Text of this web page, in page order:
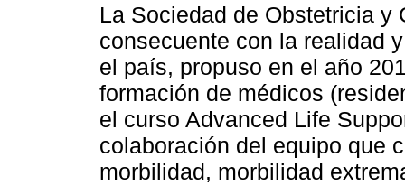
La Sociedad de Obstetricia y
consecuente con la realidad
el país, propuso en el año
formación de médicos
el curso Advanced Life
colaboración del equipo que
morbilidad, morbilidad